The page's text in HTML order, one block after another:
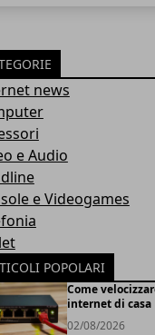
news
e Audio
e Videogames
POPOLARI
Come
internet di casa
02/08/2026